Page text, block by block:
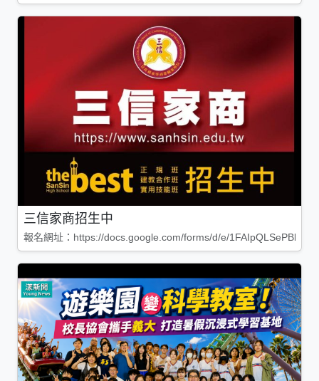
三信家商招生中
報名網址：https://docs.google.com/forms/d/e/